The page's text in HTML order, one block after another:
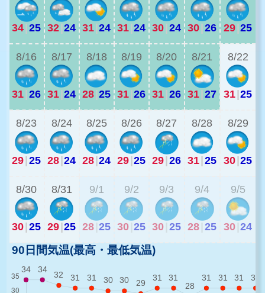
34|25 32|24 31|24 31|24 30|24 30|26 29|25
8/16
31|26
8/17
31|24
8/18
28|25
8/19
31|26
8/20
31|26
8/21
31|27
8/22
31|25
8/23
29|25
8/24
28|24
8/25
28|24
8/26
29|25
8/27
29|26
8/28
31|25
8/29
30|25
8/30
30|25
8/31
29|25
9/1
28 25
9/2
30 25
9/3
30 25
9/4
28 25
9/5
30 24
90日間気温(最高・最低気温)